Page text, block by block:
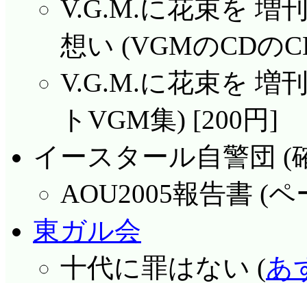
V.G.M.に花束を 増
想い (VGMのCDの
V.G.M.に花束を 増
トVGM集) [200円]
イースタール自警団 (
AOU2005報告書 (
東ガル会
十代に罪はない (あ